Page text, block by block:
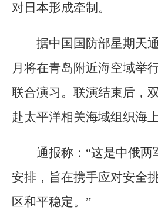
对日本形成牵制。
据中国国防部星期天
月将在青岛附近海空域举
联合演习。联演结束后，
赴太平洋相关海域组织海
通报称：“这是中俄两
安排，旨在携手应对安全
区和平稳定。”